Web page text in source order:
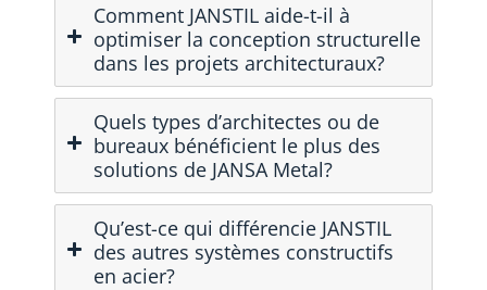
Comment JANSTIL aide-t-il à
optimiser la conception structurelle
dans les projets architecturaux?
Quels types d’architectes ou de
bureaux bénéficient le plus des
solutions de JANSA Metal?
Qu’est-ce qui différencie JANSTIL
des autres systèmes constructifs
en acier?